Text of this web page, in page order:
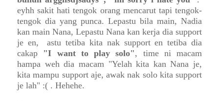
eyhh sakit hati tengok orang mencarut tapi tengok-
tengok dia yang punca. Lepastu bila main, Nadia
kan main Nana, Lepastu Nana kan kerja dia support
je en, astu tetiba kita nak support en tetiba dia
cakap "I want to play solo", time ni macam
hampa weh dia macam "Yelah kita kan Nana je,
kita mampu support aje, awak nak solo kita support
je lah" :( . Hehehe.